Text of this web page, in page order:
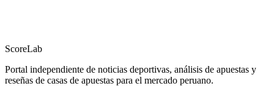
ScoreLab
Portal independiente de noticias deportivas, análisis de apuestas y
reseñas de casas de apuestas para el mercado peruano.